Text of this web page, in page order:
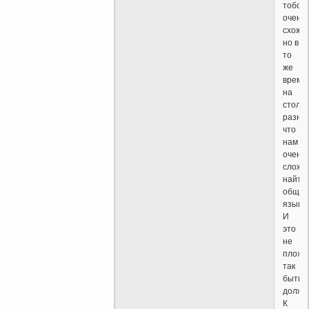
тобой
очень
но в
то
же
время
на
что
нам
очень
найти
общий
язык.
И
это
не
плохо,
так
быть
К